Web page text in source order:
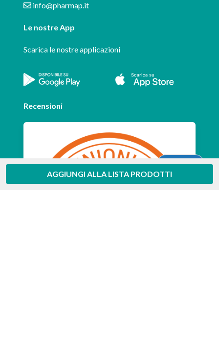
AGGIUNGI ALLA LISTA PRODOTTI
info@pharmap.it
Le nostre App
Scarica le nostre applicazioni
Recensioni
Aiuto